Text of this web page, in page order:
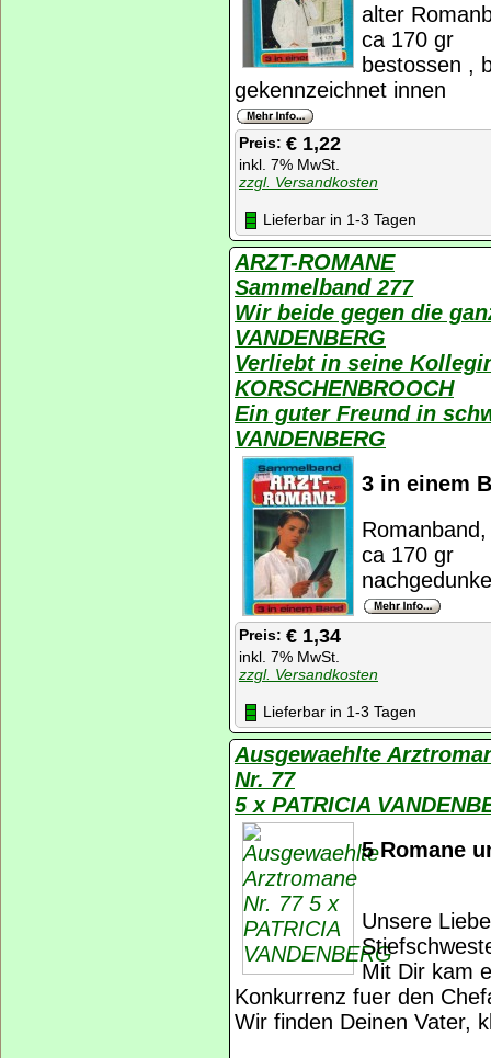
alter
ca 170 gr
bestossen ,
gekennzeichnet innen
Preis: € 1,22
inkl. 7% MwSt.
zzgl. Versandkosten
Lieferbar in 1-3 Tagen
ARZT-ROMANE
Sammelband 277
Wir beide gegen die
VANDENBERG
Verliebt in seine
KORSCHENBROOCH
Ein guter Freund in
VANDENBERG
3 in einem
ca 170 gr
Preis: € 1,34
inkl. 7% MwSt.
zzgl. Versandkosten
Lieferbar in 1-3 Tagen
Ausgewaehlte
Nr. 77
5 x PATRICIA
5 Romane
Unsere
Mit Dir kam
Konkurrenz fuer den
Wir finden Deinen Vater,